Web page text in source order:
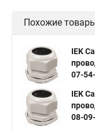
Похожие
IEK
07-
IEK
08-